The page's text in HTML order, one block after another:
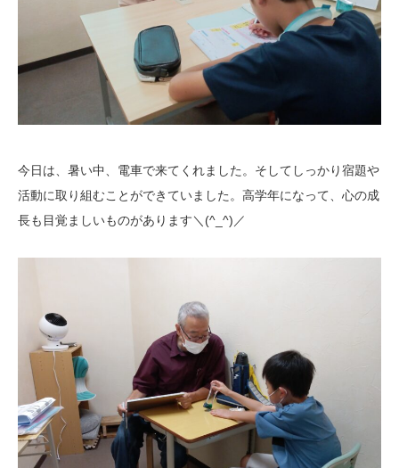
今日は、暑い中、電車で来てくれました。そしてしっかり宿題や
活動に取り組むことができていました。高学年になって、心の成
長も目覚ましいものがあります＼(^_^)／